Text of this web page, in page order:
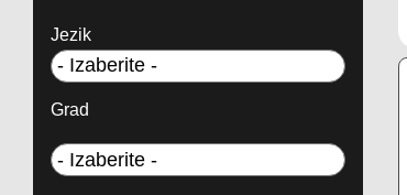
Jezik
Grad